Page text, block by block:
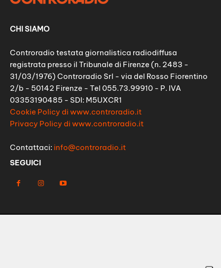
CHI SIAMO
Controradio testata giornalistica radiodiffusa
registrata presso il Tribunale di Firenze (n. 2483 -
31/03/1976) Controradio Srl - via del Rosso Fiorentino
2/b - 50142 Firenze - Tel 055.73.99910 - P. IVA
03353190485 - SDI: M5UXCR1
Cookie Policy di www.controradio.it
Privacy Policy di www.controradio.it
Contattaci: info@controradio.it
SEGUICI